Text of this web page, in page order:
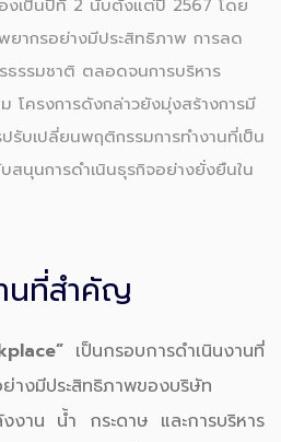
งเป็นปีที่ 2 นับตั้งแต่ปี 2567 โดย
ยากรอย่างมีประสิทธิภาพ การลด
ธรรมชาติ ตลอดจนการบริหาร
โครงการดังกล่าวยังมุ่งสร้างการมี
รับเปลี่ยนพฤติกรรมการทำงานที่เป็น
นุนการดำเนินธุรกิจอย่างยั่งยืนใน
นที่สำคัญ
เป็นกรอบการดำเนินงานที่
างมีประสิทธิภาพของบริษัท
งาน น้ำ กระดาษ และการบริหาร